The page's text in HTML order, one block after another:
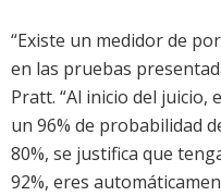
“Existe un medidor de
en las pruebas
Pratt. “Al inicio del juicio,
un 96% de probabilidad
80%, se justifica que
92%, eres